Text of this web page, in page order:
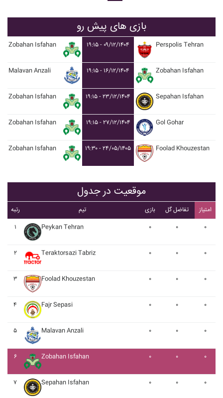
بازی های پیش رو
Zobahan Isfahan ۱۹:۱۵ - ۰۹/۱۲/۱۴۰۴ Perspolis Tehran
Malavan Anzali ۱۹:۱۵ - ۱۶/۱۲/۱۴۰۴ Zobahan Isfahan
Zobahan Isfahan ۱۹:۱۵ - ۲۳/۱۲/۱۴۰۴ Sepahan Isfahan
Zobahan Isfahan ۱۹:۱۵ - ۲۷/۱۲/۱۴۰۴ Gol Gohar
Zobahan Isfahan ۱۹:۳۰ - ۲۴/۰۵/۱۴۰۵ Foolad Khouzestan
موقعیت در جدول
رتبه تیم بازی تفاضل گل
امتیاز
۱
Peykan Tehran ۰ ۰ ۰
۲ Teraktorsazi Tabriz ۰ ۰ ۰
۳ Foolad Khouzestan ۰ ۰ ۰
۴ Fajr Sepasi ۰ ۰ ۰
۵ Malavan Anzali ۰ ۰ ۰
۶ Zobahan Isfahan ۰ ۰ ۰
۷ Sepahan Isfahan ۰ ۰ ۰